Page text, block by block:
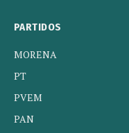
PARTIDOS
MORENA
PT
PVEM
PAN